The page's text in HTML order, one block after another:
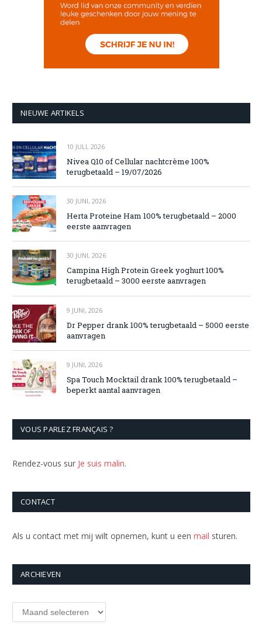
NIEUWE ARTIKELS
10 JULI, 2026
Nivea Q10 of Cellular nachtcrème 100%
terugbetaald – 19/07/2026
30 JUNI, 2026
Herta Proteine Ham 100% terugbetaald – 2000
eerste aanvragen
30 JUNI, 2026
Campina High Protein Greek yoghurt 100%
terugbetaald – 3000 eerste aanvragen
9 JUNI, 2026
Dr Pepper drank 100% terugbetaald – 5000 eerste
aanvragen
9 JUNI, 2026
Spa Touch Mocktail drank 100% terugbetaald –
beperkt aantal aanvragen
VOUS PARLEZ FRANÇAIS ?
Rendez-vous sur Je suis malin.
CONTACT
Als u contact met mij wilt opnemen, kunt u een mail sturen.
ARCHIEVEN
Archieven